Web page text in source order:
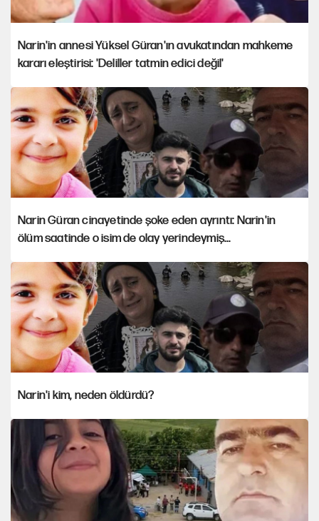
Narin'in annesi Yüksel Güran'ın avukatından mahkeme
kararı eleştirisi: 'Deliller tatmin edici değil'
Narin Güran cinayetinde şoke eden ayrıntı: Narin'in
ölüm saatinde o isim de olay yerindeymiş...
Narin'i kim, neden öldürdü?